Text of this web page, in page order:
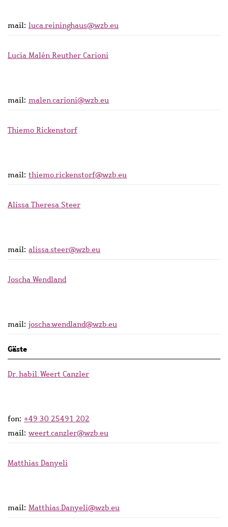
mail: luca.reininghaus@wzb.eu
Lucia Malén Reuther Carioni
mail: malen.carioni@wzb.eu
Thiemo Rickenstorf
mail: thiemo.rickenstorf@wzb.eu
Alissa Theresa Steer
mail: alissa.steer@wzb.eu
Joscha Wendland
mail: joscha.wendland@wzb.eu
Gäste
Dr. habil. Weert Canzler
fon: +49 30 25491 202
mail: weert.canzler@wzb.eu
Matthias Danyeli
mail: Matthias.Danyeli@wzb.eu